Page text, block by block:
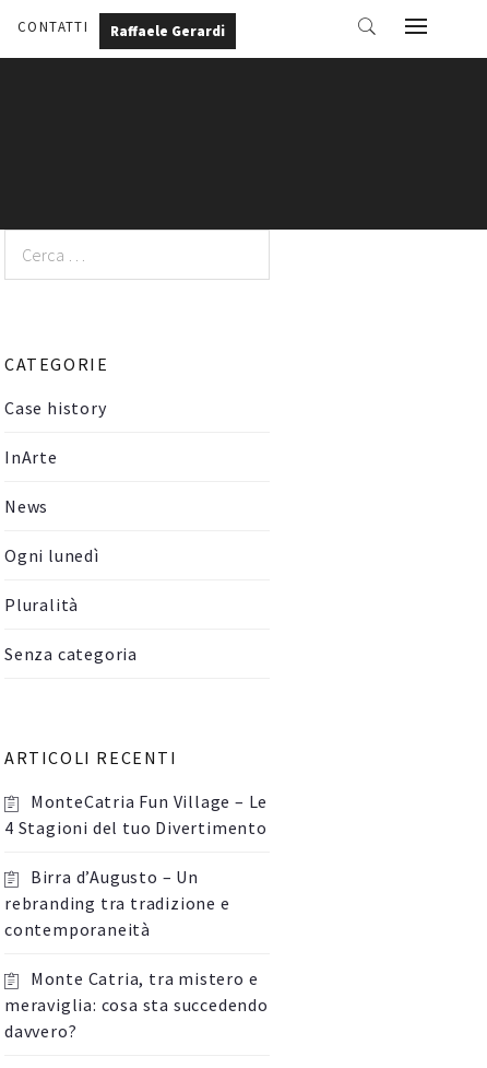
CONTATTI Raffaele Gerardi
per:
CATEGORIE
Case history
InArte
News
Ogni lunedì
Pluralità
Senza categoria
ARTICOLI RECENTI
MonteCatria Fun Village – Le
4 Stagioni del tuo Divertimento
Birra d’Augusto – Un
rebranding tra tradizione e
contemporaneità
Monte Catria, tra mistero e
meraviglia: cosa sta succedendo
davvero?